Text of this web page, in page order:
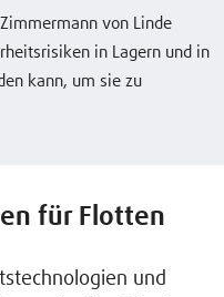
von Linde
in Lagern und in
kann, um sie zu
für Flotten
und